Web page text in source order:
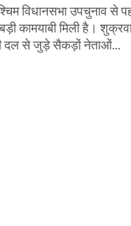
विधानसभा उपचुनाव से
कामयाबी मिली है।
दल से जुड़े सैकड़ों नेताओं...